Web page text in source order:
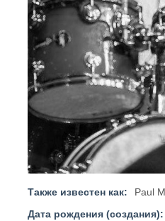
Также известен как:
Paul
Дата рождения (создания):